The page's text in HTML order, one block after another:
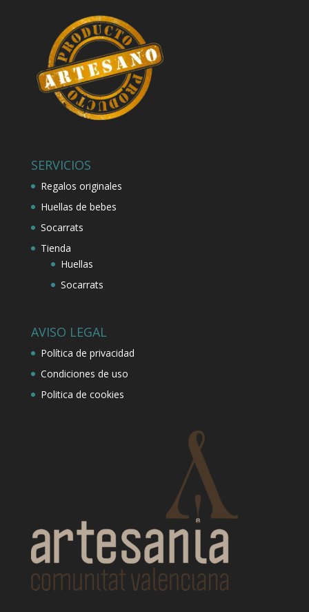
SERVICIOS
Regalos originales
Huellas de bebes
Socarrats
Tienda
Huellas
Socarrats
AVISO LEGAL
Política de privacidad
Condiciones de uso
Politica de cookies